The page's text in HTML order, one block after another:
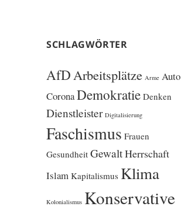
SCHLAGWÖRTER
AfDArbeitsplätze Arme Auto
CoronaDemokratie Denken
Dienstleister Digitalisierung
Faschismus Frauen
Gesundheit GewaltHerrschaft
Islam Kapitalismus Klima
Kolonialismus Konservative